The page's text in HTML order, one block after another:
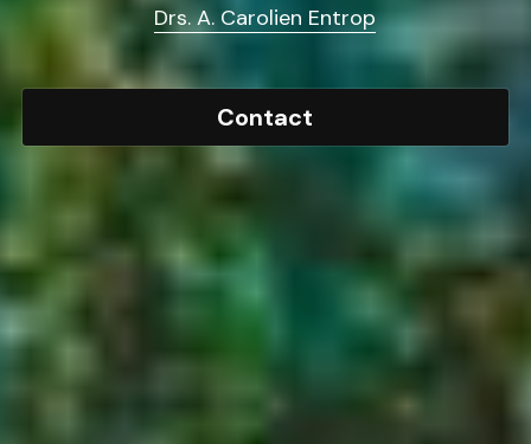
Drs. A. Carolien Entrop
Contact